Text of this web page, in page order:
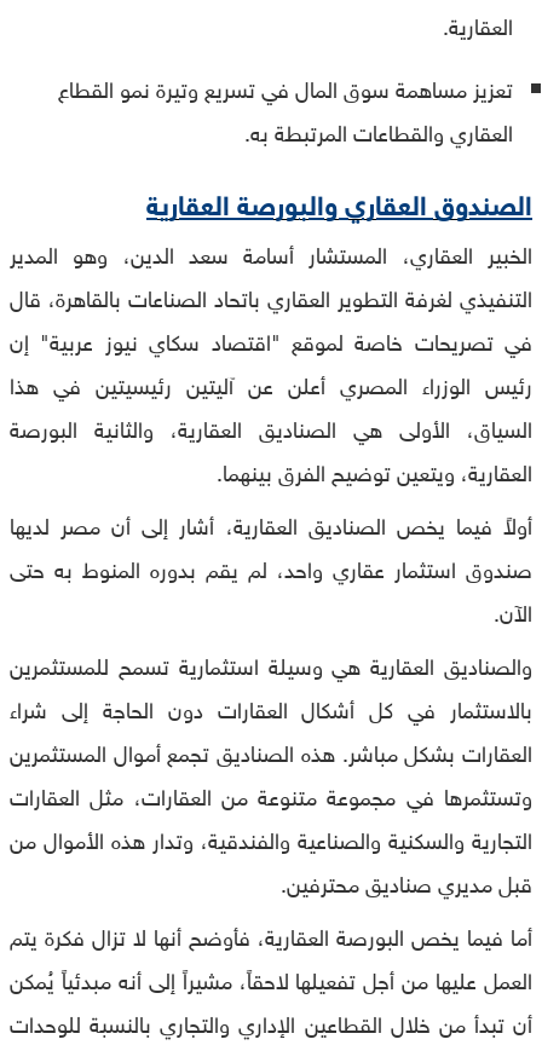
العقارية.
تعزيز مساهمة سوق المال في تسريع وتيرة نمو القطاع
العقاري والقطاعات المرتبطة به.
الصندوق العقاري والبورصة العقارية
الخبير العقاري، المستشار أسامة سعد الدين، وهو المدير
التنفيذي لغرفة التطوير العقاري باتحاد الصناعات بالقاهرة، قال
في تصريحات خاصة لموقع "اقتصاد سكاي نيوز عربية" إن
رئيس الوزراء المصري أعلن عن آليتين رئيسيتين في هذا
السياق، الأولى هي الصناديق العقارية، والثانية البورصة
العقارية، ويتعين توضيح الفرق بينهما.
أولاً فيما يخص الصناديق العقارية، أشار إلى أن مصر لديها
صندوق استثمار عقاري واحد، لم يقم بدوره المنوط به حتى
الآن.
والصناديق العقارية هي وسيلة استثمارية تسمح للمستثمرين
بالاستثمار في كل أشكال العقارات دون الحاجة إلى شراء
العقارات بشكل مباشر. هذه الصناديق تجمع أموال المستثمرين
وتستثمرها في مجموعة متنوعة من العقارات، مثل العقارات
التجارية والسكنية والصناعية والفندقية، وتدار هذه الأموال من
قبل مديري صناديق محترفين.
أما فيما يخص البورصة العقارية، فأوضح أنها لا تزال فكرة يتم
العمل عليها من أجل تفعيلها لاحقاً، مشيراً إلى أنه مبدئياً يُمكن
أن تبدأ من خلال القطاعين الإداري والتجاري بالنسبة للوحدات